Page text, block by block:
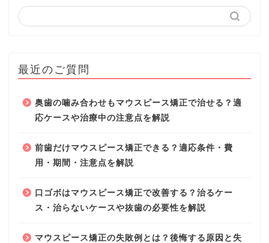
最近のご質問
奥歯の噛み合わせもマウスピース矯正で治せる？適
応ケースや治療中の注意点を解説
前歯だけマウスピース矯正できる？適応条件・費
用・期間・注意点を解説
口ゴボはマウスピース矯正で改善する？治るケー
ス・治らないケースや抜歯の必要性を解説
マウスピース矯正の失敗例とは？後悔する原因と失